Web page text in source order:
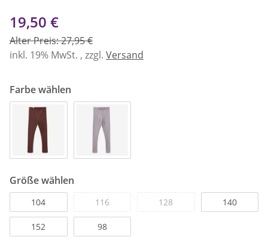
19,50 €
Alter Preis: 27,95 €
inkl. 19% MwSt. , zzgl. Versand
Farbe wählen
Größe wählen
104 116 128 140
152 98